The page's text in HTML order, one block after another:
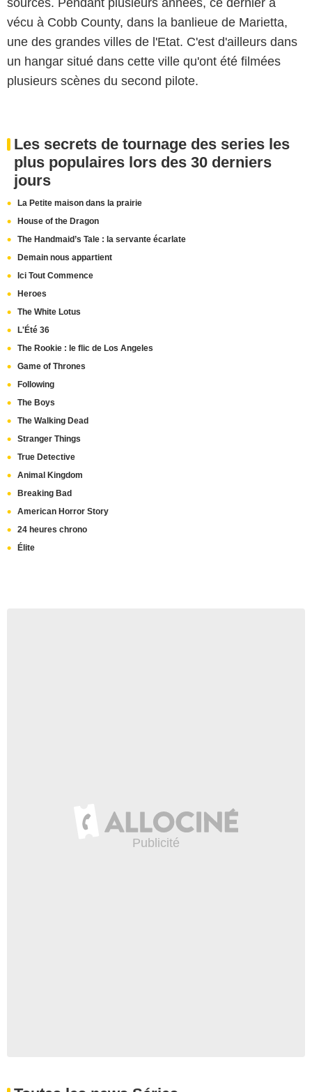
sources. Pendant plusieurs années, ce dernier a
vécu à Cobb County, dans la banlieue de Marietta,
une des grandes villes de l'Etat. C'est d'ailleurs dans
un hangar situé dans cette ville qu'ont été filmées
plusieurs scènes du second pilote.
Les secrets de tournage des series les
plus populaires lors des 30 derniers
jours
La Petite maison dans la prairie
House of the Dragon
The Handmaid’s Tale : la servante écarlate
Demain nous appartient
Ici Tout Commence
Heroes
The White Lotus
L'Été 36
The Rookie : le flic de Los Angeles
Game of Thrones
Following
The Boys
The Walking Dead
Stranger Things
True Detective
Animal Kingdom
Breaking Bad
American Horror Story
24 heures chrono
Élite